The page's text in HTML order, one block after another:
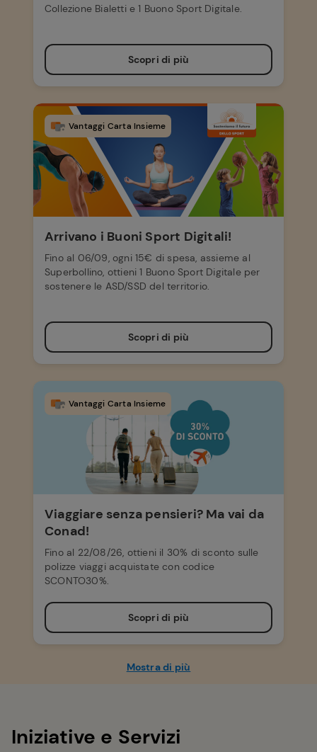
Collezione Bialetti e 1 Buono Sport Digitale.
Scopri di più
Vantaggi Carta Insieme
Arrivano i Buoni Sport Digitali!
Fino al 06/09, ogni 15€ di spesa, assieme al
Superbollino, ottieni 1 Buono Sport Digitale per
sostenere le ASD/SSD del territorio.
Scopri di più
Vantaggi Carta Insieme
Viaggiare senza pensieri? Ma vai da
Conad!
Fino al 22/08/26, ottieni il 30% di sconto sulle
polizze viaggi acquistate con codice
SCONTO30%.
Scopri di più
Mostra di più
Iniziative e Servizi